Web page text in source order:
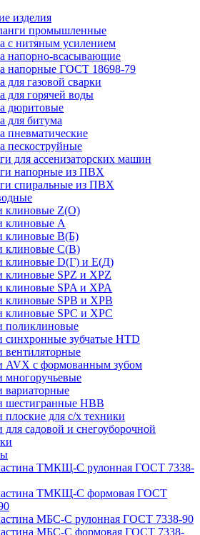
изделия
промышленные
с нитяным усилением
напорно-всасывающие
напорные ГОСТ 18698-79
для газовой сварки
для горячей воды
дюритовые
для битума
пневматические
пескоструйные
для ассенизаторских машин
напорные из ПВХ
спиральные из ПВХ
клиновые Z(О)
клиновые А
клиновые В(Б)
клиновые С(В)
клиновые D(Г) и Е(Д)
клиновые SPZ и XPZ
клиновые SPA и XPA
клиновые SPB и XPB
клиновые SPC и XPC
поликлиновые
синхронные зубчатые HTD
вентиляторные
AVX с формованным зубом
многоручьевые
вариаторные
шестигранные HBB
плоские для с/х техники
для садовой и снегоуборочной
ТМКЩ-С рулонная ГОСТ 7338-
ТМКЩ-С формовая ГОСТ
МБС-С рулонная ГОСТ 7338-90
МБС-С формовая ГОСТ 7338-